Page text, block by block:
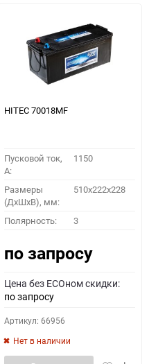
HITEC 70018MF
Пусковой ток,
A:
1150
Размеры
(ДхШхВ), мм:
510x222x228
Полярность: 3
по запросу
Цена без ECOном скидки:
по запросу
Артикул: 66956
Нет в наличии